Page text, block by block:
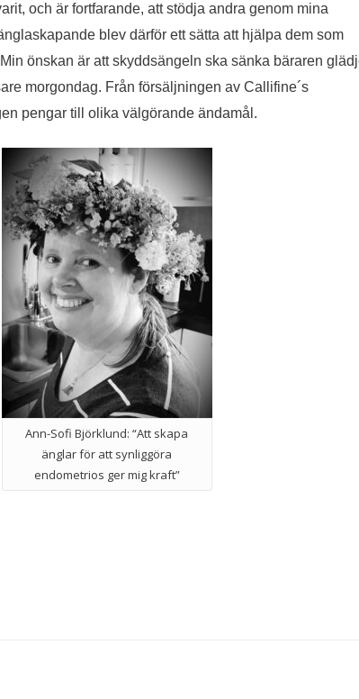
och är fortfarande, att stödja andra genom mina
blev därför ett sätta att hjälpa dem som
önskan är att skyddsängeln ska sänka bäraren
morgondag. Från försäljningen av Callifine´s
pengar till olika välgörande ändamål.
Ann-Sofi Björklund: “Att skapa
änglar för att synliggöra
endometrios ger mig kraft”